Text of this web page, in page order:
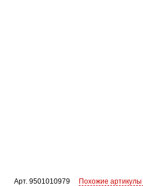
Арт. 9501010979
Похожие артикулы